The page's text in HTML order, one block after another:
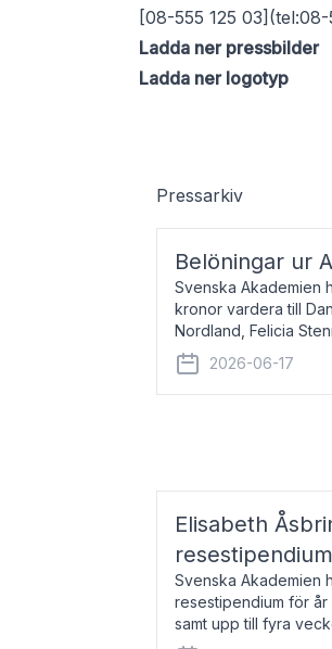
[08-555 125 03](tel:08-
Ladda ner pressbilder
Ladda ner logotyp
Pressarkiv
Belöningar ur
Svenska Akademien
kronor vardera till
Nordland, Felicia
född 1981, är poet
2026-06-17
Elisabeth
resestipendium
Svenska Akademien
resestipendium för
samt upp till fyra